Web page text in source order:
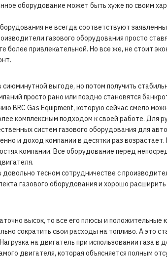
оборудование может быть хуже по своим
не всегда соответствуют
газового оборудования просто
более привлекательной. Но все же, не стоит
выгоде, но потом получить
просто рано или поздно становятся
BRC Gas Equipment, которую сейчас смело
комплексным подходом к своей работе. Для
систем газового оборудования для
и доход компании в десятки раз
компании. Все оборудование перед
тесном сотрудничестве с
газового оборудования и хорошо
высок, то все его плюсы и положительные
сократить свои расходы на топливо. А это
на двигатель при использовании газа в
двигателя, которая объясняется полным